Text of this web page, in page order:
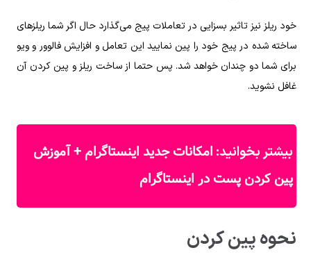
خود ریلز نیز تاثیر بسزایی در تعاملات پیج می‌گذارد حال اگر شما ریلز‌های
ساخته شده در پیج خود را پین نمایید این تعامل و افزایش فالوور و ویو
برای شما دو چندان خواهد شد. پس حتما از ساخت ریلز و پین کردن آن
غافل نشوید.
بیشتر بخوانید: امکانات جدید اینستاگرام + آموزش
پین کردن پست در اینستاگرام
نحوه پین کردن